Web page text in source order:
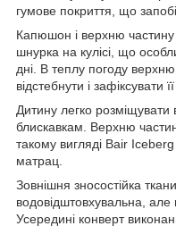
гумове покриття, що
Капюшон і верхню
шнурка на кулісі, що
дні. В теплу погоду
відстебнути і зафіксувати
Дитину легко розміщувати
блискавкам. Верхню
такому вигляді Bair
матрац.
Зовнішня зносостійка
водовідштовхувальна, але
Усередині конверт